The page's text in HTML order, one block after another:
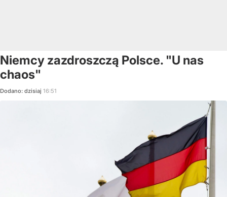
Niemcy zazdroszczą Polsce. "U nas
chaos"
Dodano: dzisiaj 16:51